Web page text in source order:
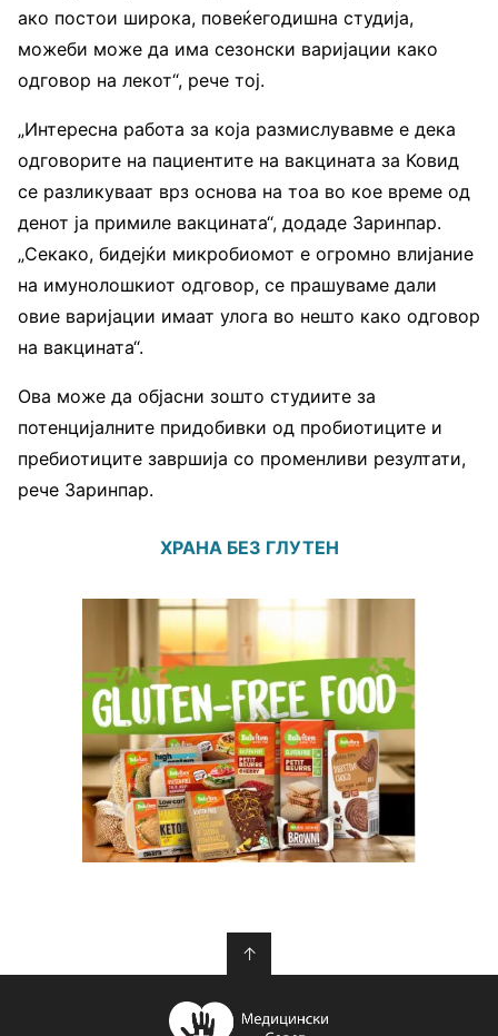
ако постои широка, повеќегодишна студија,
можеби може да има сезонски варијации како
одговор на лекот“, рече тој.
„Интересна работа за која размислувавме е дека
одговорите на пациентите на вакцината за Ковид
се разликуваат врз основа на тоа во кое време од
денот ја примиле вакцината“, додаде Заринпар.
„Секако, бидејќи микробиомот е огромно влијание
на имунолошкиот одговор, се прашуваме дали
овие варијации имаат улога во нешто како одговор
на вакцината“.
Ова може да објасни зошто студиите за
потенцијалните придобивки од пробиотиците и
пребиотиците завршија со променливи резултати,
рече Заринпар.
ХРАНА БЕЗ ГЛУТЕН
↑